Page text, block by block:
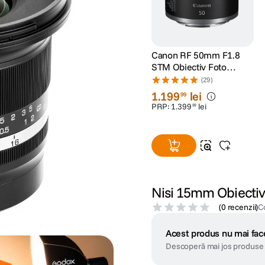
Canon RF 50mm F1.8
STM Obiectiv Foto
Mirrorless
(29)
1.19999 lei
PRP: 1.399 99 lei
Nisi 15mm
(0 recenzii)
Acest produs nu mai
Descoperă mai jos